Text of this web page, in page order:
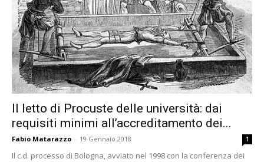
Il letto di Procuste delle università: dai
requisiti minimi all’accreditamento dei...
Fabio Matarazzo - 19 Gennaio 2018 1
Il c.d. processo di Bologna, avviato nel 1998 con la conferenza dei